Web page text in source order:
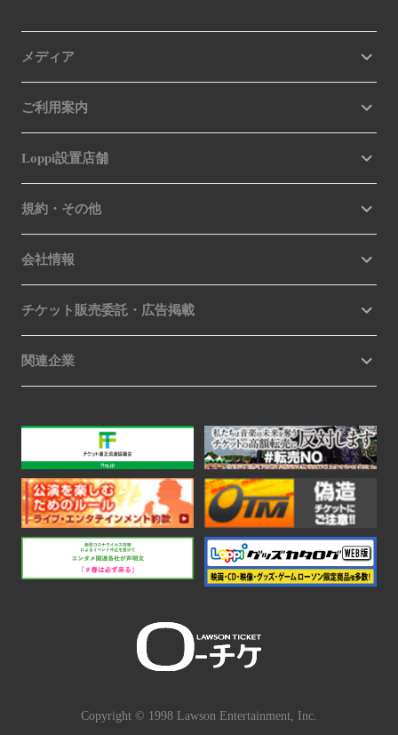
メディア
ご利用案内
Loppi設置店舗
規約・その他
会社情報
チケット販売委託・広告掲載
関連企業
Copyright © 1998 Lawson Entertainment, Inc.